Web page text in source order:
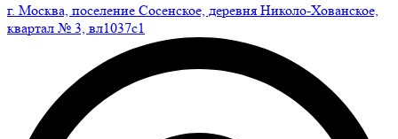
г. Москва, поселение Сосенское, деревня Николо-Хованское,
квартал № 3, вл1037с1